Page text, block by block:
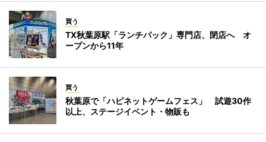
買う
TX秋葉原駅「ランチパック」専門店、閉店へ オ
ープンから11年
買う
秋葉原で「ハピネットゲームフェス」 試遊30作
以上、ステージイベント・物販も